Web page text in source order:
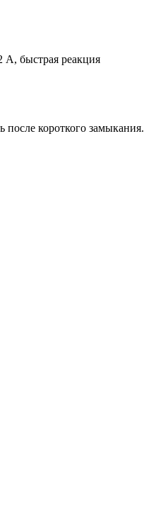
быстрая реакция
короткого замыкания.